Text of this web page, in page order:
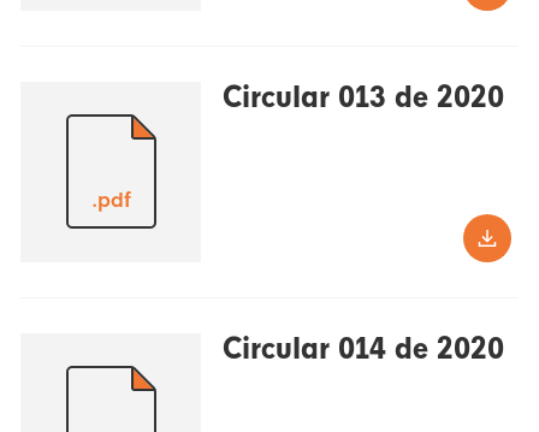
.pdf
Circular 013 de 2020
Circular 014 de 2020